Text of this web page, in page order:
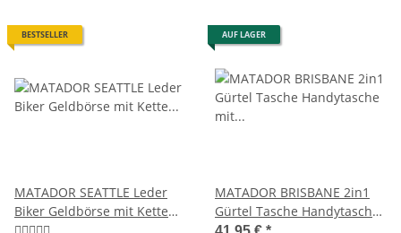
BESTSELLER
MATADOR SEATTLE Leder
Biker Geldbörse mit Kette
AUF LAGER
MATADOR BRISBANE 2in1
Gürtel Tasche Handytasche